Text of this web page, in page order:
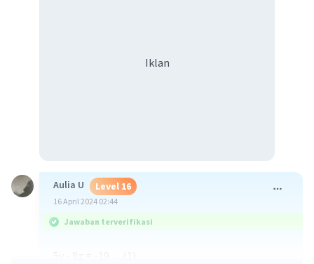
Iklan
Aulia U Level 16
16 April 2024 02:44
Jawaban terverifikasi